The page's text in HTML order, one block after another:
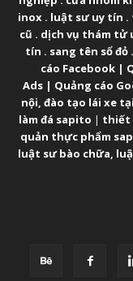
inox . luật sư uy tín .
cũ . dịch vụ thám tử
tín . sang tên sổ đỏ .
cáo Facebook|
Ads| Quảng cáo
nội, đào tạo lái xe
làm đá sapito | thiết
quản thực phẩm
luật sư bào chữa,